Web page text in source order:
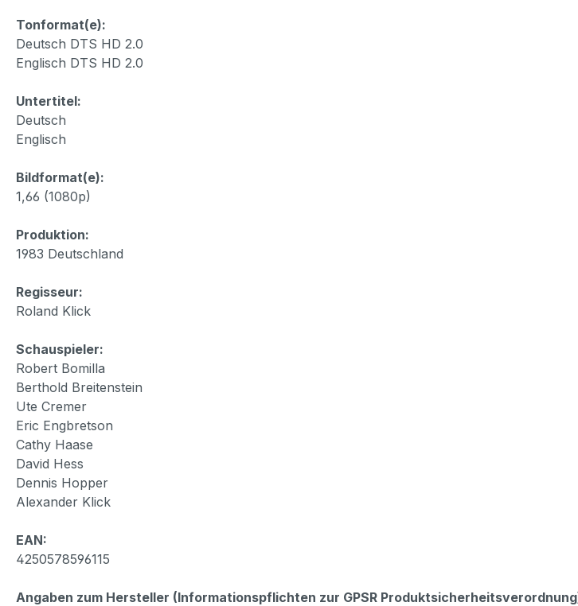
Tonformat(e):
Deutsch DTS HD 2.0
Englisch DTS HD 2.0
Untertitel:
Deutsch
Englisch
Bildformat(e):
1,66 (1080p)
Produktion:
1983 Deutschland
Regisseur:
Roland Klick
Schauspieler:
Robert Bomilla
Berthold Breitenstein
Ute Cremer
Eric Engbretson
Cathy Haase
David Hess
Dennis Hopper
Alexander Klick
EAN:
4250578596115
Angaben zum Hersteller (Informationspflichten zur GPSR